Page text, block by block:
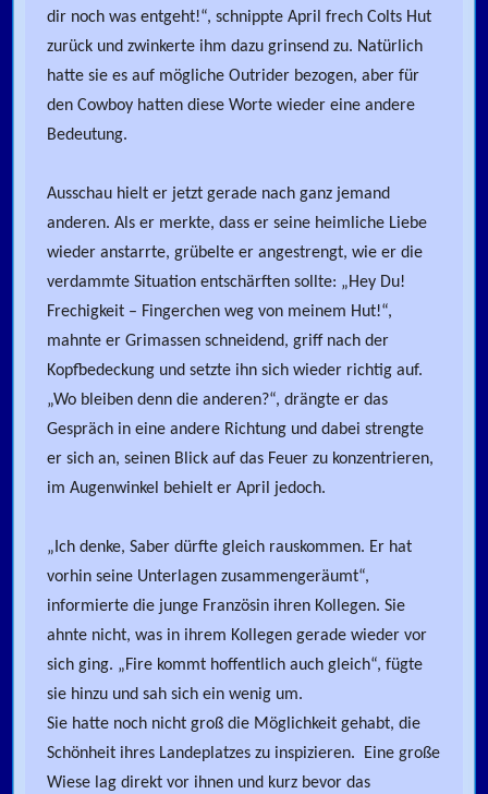
dir noch was entgeht!“, schnippte April frech Colts Hut
zurück und zwinkerte ihm dazu grinsend zu. Natürlich
hatte sie es auf mögliche Outrider bezogen, aber für
den Cowboy hatten diese Worte wieder eine andere
Bedeutung.
Ausschau hielt er jetzt gerade nach ganz jemand
anderen. Als er merkte, dass er seine heimliche Liebe
wieder anstarrte, grübelte er angestrengt, wie er die
verdammte Situation entschärften sollte: „Hey Du!
Frechigkeit – Fingerchen weg von meinem Hut!“,
mahnte er Grimassen schneidend, griff nach der
Kopfbedeckung und setzte ihn sich wieder richtig auf.
„Wo bleiben denn die anderen?“, drängte er das
Gespräch in eine andere Richtung und dabei strengte
er sich an, seinen Blick auf das Feuer zu konzentrieren,
im Augenwinkel behielt er April jedoch.
„Ich denke, Saber dürfte gleich rauskommen. Er hat
vorhin seine Unterlagen zusammengeräumt“,
informierte die junge Französin ihren Kollegen. Sie
ahnte nicht, was in ihrem Kollegen gerade wieder vor
sich ging. „Fire kommt hoffentlich auch gleich“, fügte
sie hinzu und sah sich ein wenig um.
Sie hatte noch nicht groß die Möglichkeit gehabt, die
Schönheit ihres Landeplatzes zu inspizieren. Eine große
Wiese lag direkt vor ihnen und kurz bevor das